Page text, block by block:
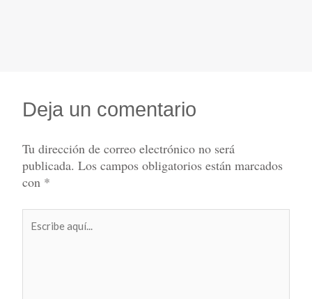
Deja un comentario
Tu dirección de correo electrónico no será
publicada. Los campos obligatorios están marcados
con *
aquí...